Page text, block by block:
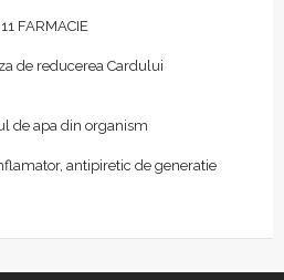
FARMACIE
de reducerea Cardului
de apa din organism
antipiretic de generatie